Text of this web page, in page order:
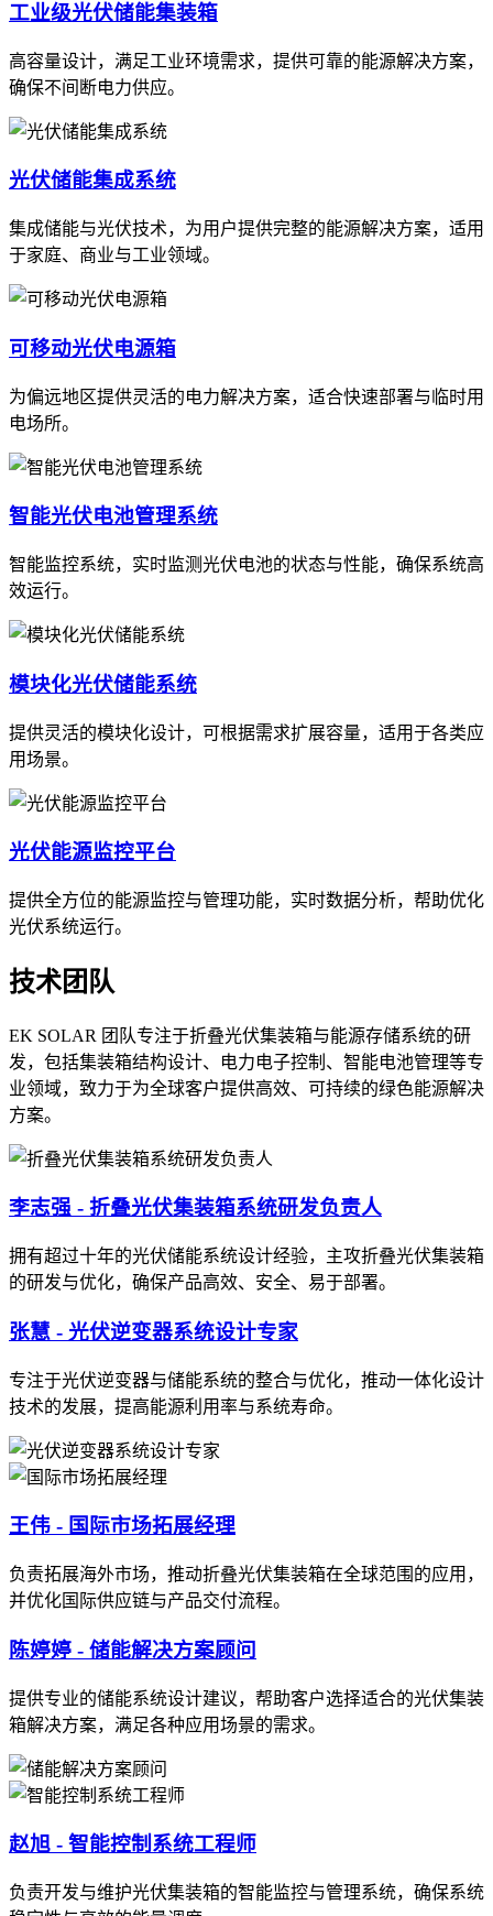
工业级光伏储能集装箱
高容量设计，满足工业环境需求，提供可靠的能源解决方案，
确保不间断电力供应。
光伏储能集成系统
集成储能与光伏技术，为用户提供完整的能源解决方案，适用
于家庭、商业与工业领域。
可移动光伏电源箱
为偏远地区提供灵活的电力解决方案，适合快速部署与临时用
电场所。
智能光伏电池管理系统
智能监控系统，实时监测光伏电池的状态与性能，确保系统高
效运行。
模块化光伏储能系统
提供灵活的模块化设计，可根据需求扩展容量，适用于各类应
用场景。
光伏能源监控平台
提供全方位的能源监控与管理功能，实时数据分析，帮助优化
光伏系统运行。
技术团队
EK SOLAR 团队专注于折叠光伏集装箱与能源存储系统的研
发，包括集装箱结构设计、电力电子控制、智能电池管理等专
业领域，致力于为全球客户提供高效、可持续的绿色能源解决
方案。
李志强 - 折叠光伏集装箱系统研发负责人
拥有超过十年的光伏储能系统设计经验，主攻折叠光伏集装箱
的研发与优化，确保产品高效、安全、易于部署。
张慧 - 光伏逆变器系统设计专家
专注于光伏逆变器与储能系统的整合与优化，推动一体化设计
技术的发展，提高能源利用率与系统寿命。
王伟 - 国际市场拓展经理
负责拓展海外市场，推动折叠光伏集装箱在全球范围的应用，
并优化国际供应链与产品交付流程。
陈婷婷 - 储能解决方案顾问
提供专业的储能系统设计建议，帮助客户选择适合的光伏集装
箱解决方案，满足各种应用场景的需求。
赵旭 - 智能控制系统工程师
负责开发与维护光伏集装箱的智能监控与管理系统，确保系统